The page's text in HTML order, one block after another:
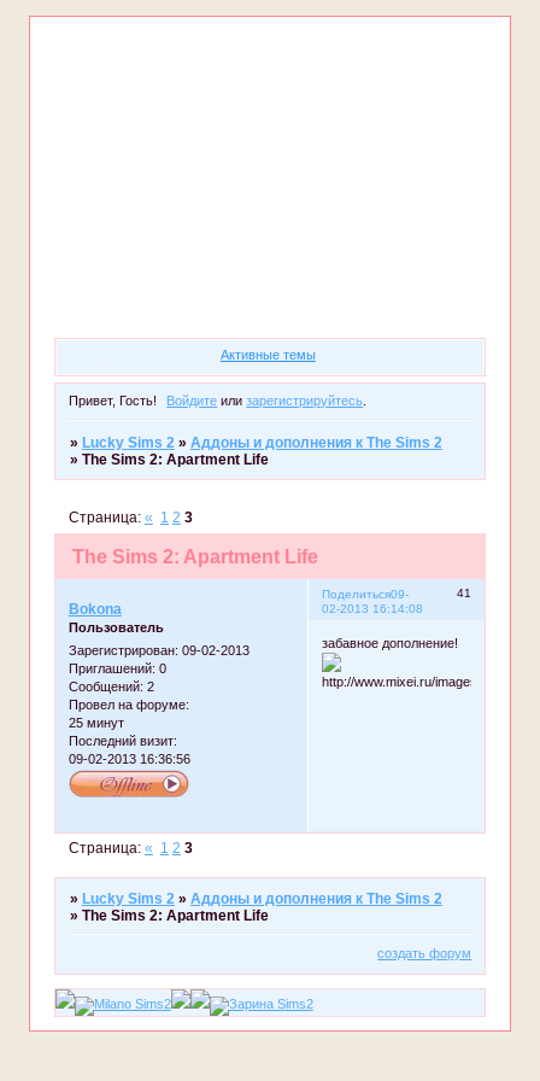
Активные темы
Привет, Гость! Войдите илизарегистрируйтесь.
» Lucky Sims 2 » Аддоны и дополнения к The Sims 2
» The Sims 2: Apartment Life
The Sims 2: Apartment Life
Страница: « 1 2 3
Поделиться 41
09-
02-2013 16:14:08
Bokona
Пользователь
Зарегистрирован: 09-02-2013
Приглашений: 0
Сообщений: 2
Провел на форуме:
25 минут
Последний визит:
09-02-2013 16:36:56
забавное дополнение!
Страница: « 1 2 3
» Lucky Sims 2 » Аддоны и дополнения к The Sims 2
» The Sims 2: Apartment Life
создать форум